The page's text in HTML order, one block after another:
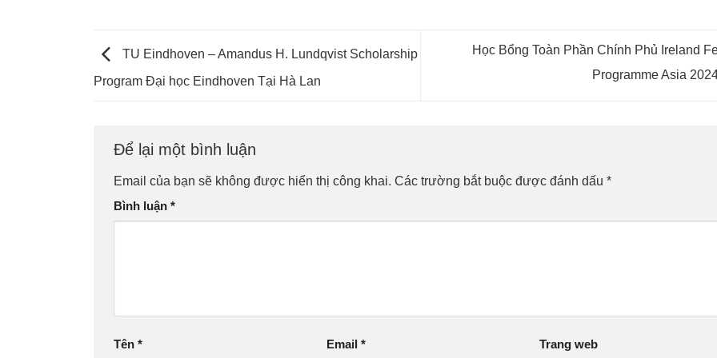
TU Eindhoven – Amandus H. Lundqvist Scholarship
Program Đại học Eindhoven Tại Hà Lan
Học Bổng Toàn Phần Chính Phủ Ireland
Programme Asia
Để lại một bình luận
Email của bạn sẽ không được hiển thị công khai. Các trường bắt buộc được đánh dấu *
Bình luận *
Tên * Email * Trang web